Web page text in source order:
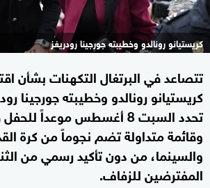
كريستيانو رونالدو وخطيبته جورجينا رودريغز
تتصاعد في البرتغال التكهنات بشأن
كريستيانو رونالدو وخطيبته جورجينا
تحدد السبت 8 أغسطس موعداً
وقائمة متداولة تضم نجوماً من كرة
والسينما، من دون تأكيد رسمي من
المفترضين للزفاف.